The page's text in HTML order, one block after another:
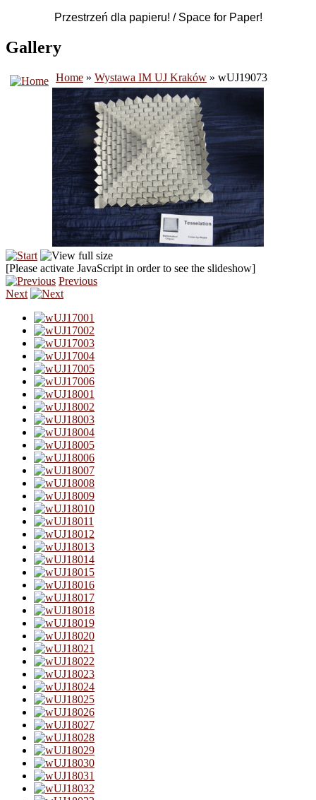
Przestrzeń dla papieru! / Space for Paper!
Gallery
Home » Wystawa IM UJ Kraków » wUJ19073
[Please activate JavaScript in order to see the slideshow]
Previous
Next